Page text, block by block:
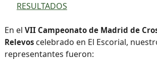
RESULTADOS
En el VII Campeonato de Madrid de
Relevoscelebrado en El Escorial,
representantes fueron: